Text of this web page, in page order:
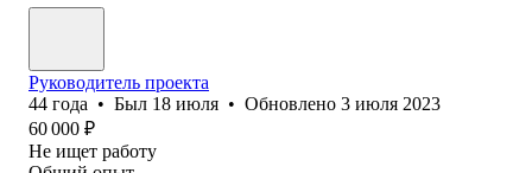
Руководитель проекта
44 года • Был 18 июля • Обновлено 3 июля 2023
60 000 ₽
Не ищет работу